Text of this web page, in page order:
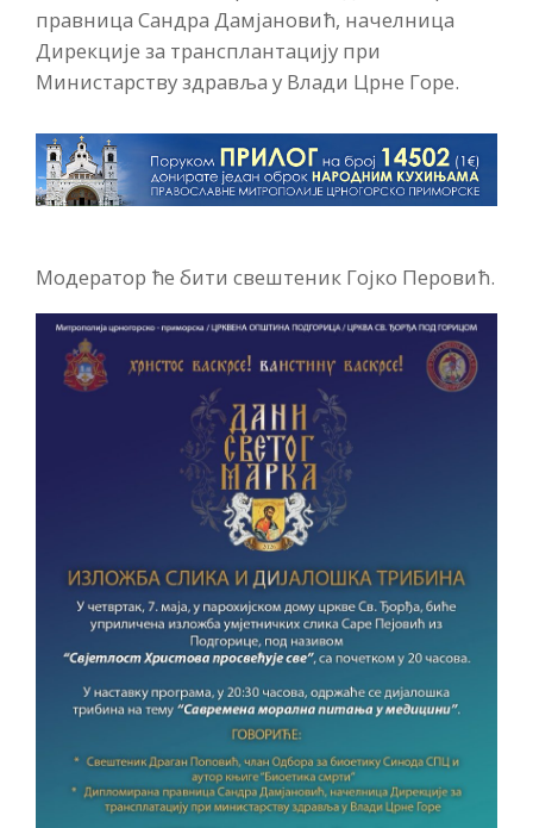
правница Сандра Дамјановић, начелница
Дирекције за трансплантацију при
Министарству здравља у Влади Црне Горе.
Модератор ће бити свештеник Гојко Перовић.